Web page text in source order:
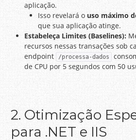
aplicação.
Isso revelará o uso máximo
que sua aplicação atinge.
Estabeleça Limites (Baselines):
recursos nessas transações sob
endpoint
/processa-dados
de CPU por 5 segundos com 50
2. Otimização
para .NET e IIS